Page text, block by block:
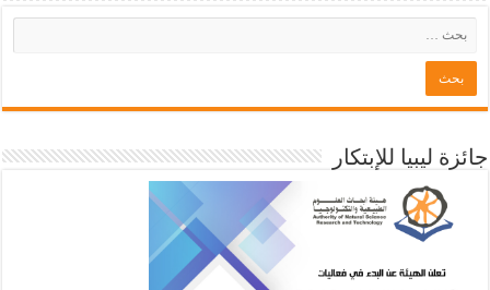
جائزة ليبيا للإبتكار